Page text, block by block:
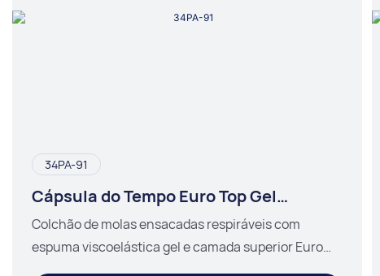
34PA-91
Cápsula do Tempo Euro Top Gel
Espuma Viscoelástica
Colchão de molas ensacadas respiráveis ​​com
espuma viscoelástica gel e camada superior Euro
Top 34PA-91 TIME CAPSULE.